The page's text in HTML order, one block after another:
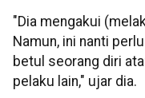
"Dia mengakui
Namun, ini nanti
betul seorang diri
pelaku lain," ujar dia.